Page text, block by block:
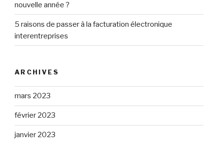
nouvelle année ?
5 raisons de passer à la facturation électronique
interentreprises
ARCHIVES
mars 2023
février 2023
janvier 2023